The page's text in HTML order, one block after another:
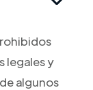
legales y
algunos